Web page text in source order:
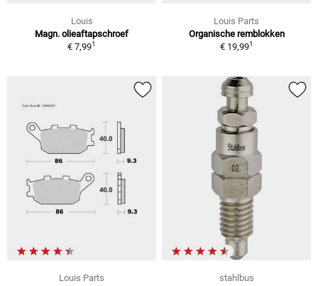
Louis
Magn. olieaftapschroef
€ 7,991
Louis Parts
Organische remblokken
€ 19,991
Louis Parts
stahlbus